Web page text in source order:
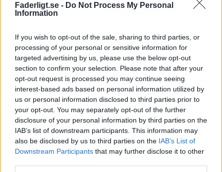
Faderligt.se - Do Not Process My Personal
Information
If you wish to opt-out of the sale, sharing to third parties, or
processing of your personal or sensitive information for
targeted advertising by us, please use the below opt-out
section to confirm your selection. Please note that after your
opt-out request is processed you may continue seeing
interest-based ads based on personal information utilized by
us or personal information disclosed to third parties prior to
your opt-out. You may separately opt-out of the further
disclosure of your personal information by third parties on the
IAB’s list of downstream participants. This information may
also be disclosed by us to third parties on the IAB’s List of
Downstream Participants that may further disclose it to other
VECKANS MEST LÄSTA
Alla barnen skämt – 347 grova, hemska och
roliga varianter!
Ovanliga flicknamn – 273 unika tjejnamn att
välja bland
Ovanliga pojknamn – 426 unika pojknamn att
välja bland!